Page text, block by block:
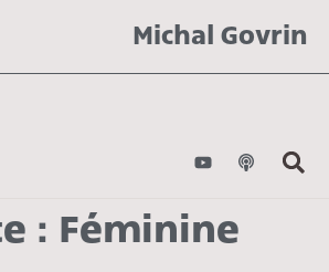
Michal Govrin
: Féminine